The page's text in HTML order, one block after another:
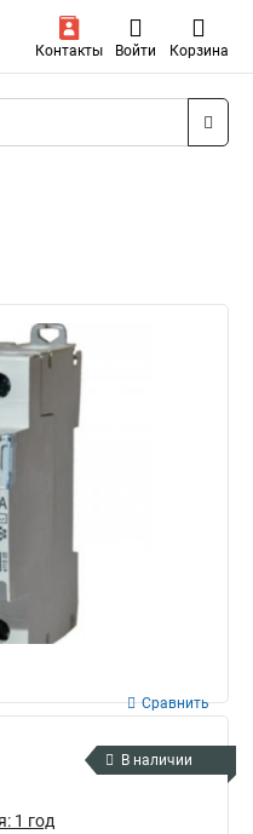
Контакты Войти Корзина
Сравнить
В наличии
1 год